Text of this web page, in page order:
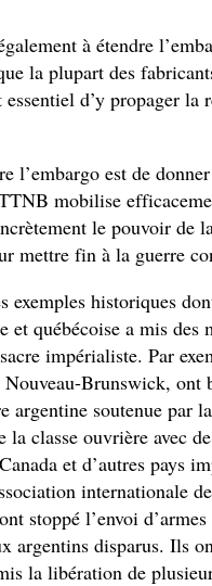
à étendre
la plupart des
d’y propager la
l’embargo est de
mobilise
le pouvoir de
mettre fin à la guerre
exemples historiques
et québécoise a mis des
impérialiste. Par
Brunswick, ont
argentine soutenue par
la classe ouvrière avec
et d’autres pays
internationale
stoppé l’envoi
argentins disparus. Ils
la libération de